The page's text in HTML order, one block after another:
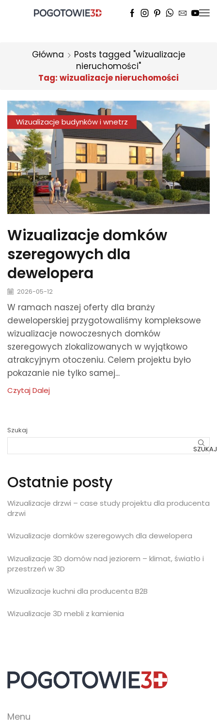
Główna
Posts tagged "wizualizacje
nieruchomości"
Tag: wizualizacje nieruchomości
Wizualizacje budynków i wnetrz
Wizualizacje domków
szeregowych dla
dewelopera
2026-05-12
W ramach naszej oferty dla branży
deweloperskiej przygotowaliśmy kompleksowe
wizualizacje nowoczesnych domków
szeregowych zlokalizowanych w wyjątkowo
atrakcyjnym otoczeniu. Celem projektu było
pokazanie nie tylko samej...
Czytaj Dalej
Szukaj
SZUKAJ
Ostatnie posty
Wizualizacje drzwi – case study projektu dla producenta
drzwi
Wizualizacje domków szeregowych dla dewelopera
Wizualizacje 3D domów nad jeziorem – klimat, światło i
przestrzeń w 3D
Wizualizacje kuchni dla producenta B2B
Wizualizacje 3D mebli z kamienia
Menu